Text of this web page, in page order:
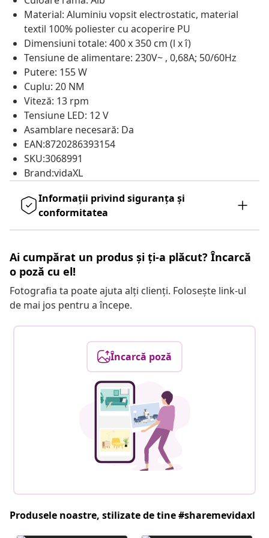
Material: Aluminiu vopsit electrostatic, material
textil 100% poliester cu acoperire PU
Dimensiuni totale: 400 x 350 cm (l x î)
Tensiune de alimentare: 230V~ , 0,68A; 50/60Hz
Putere: 155 W
Cuplu: 20 NM
Viteză: 13 rpm
Tensiune LED: 12 V
Asamblare necesară: Da
EAN:8720286393154
SKU:3068991
Brand:vidaXL
Informații privind siguranța și
conformitatea
Ai cumpărat un produs și ți-a plăcut? Încarcă
o poză cu el!
Fotografia ta poate ajuta alți clienți. Folosește link-ul
de mai jos pentru a începe.
Încarcă poză
Produsele noastre, stilizate de tine #sharemevidaxl